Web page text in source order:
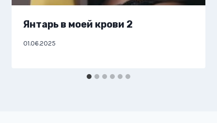
Янтарь в моей крови 2
01.06.2025